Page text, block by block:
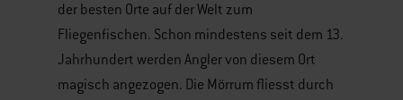
der besten Orte auf der Welt zum
Fliegenfischen. Schon mindestens seit dem 13.
Jahrhundert werden Angler von diesem Ort
magisch angezogen. Die Mörrum fliesst durch